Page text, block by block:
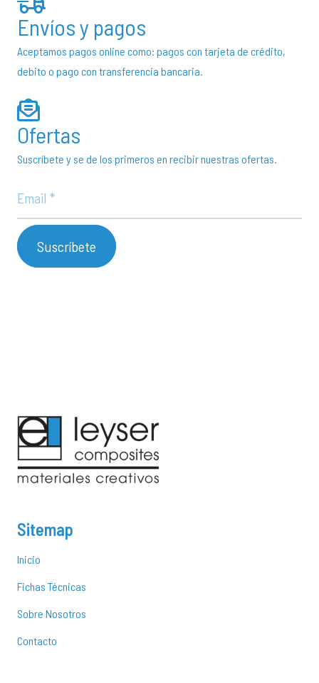
producto
Envíos y pagos
Aceptamos pagos online como: pagos con tarjeta de crédito,
debito o pago con transferencia bancaria.
Ofertas
Suscríbete y se de los primeros en recibir nuestras ofertas.
Suscríbete
Sitemap
Inicio
Fichas Técnicas
Sobre Nosotros
Contacto